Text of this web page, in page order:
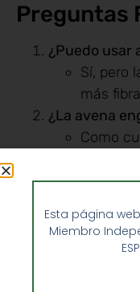
Preguntas
¿Puedo usar
Sí, pero
más
¿La avena
Como
control
¿Puedo
Esta página
Miembro